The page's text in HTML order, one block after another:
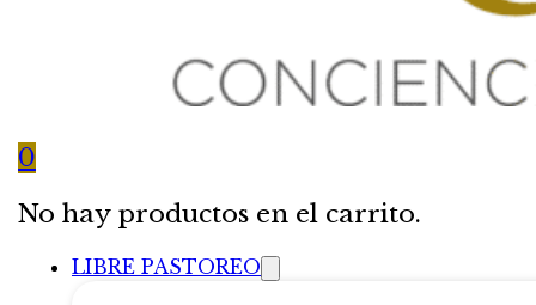
0
No hay productos en el carrito.
LIBRE PASTOREO